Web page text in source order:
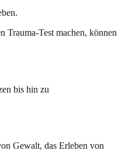
Trauma-Test machen, können
bis hin zu
Gewalt, das Erleben von